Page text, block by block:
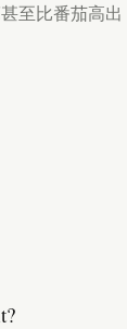
至比番茄高出